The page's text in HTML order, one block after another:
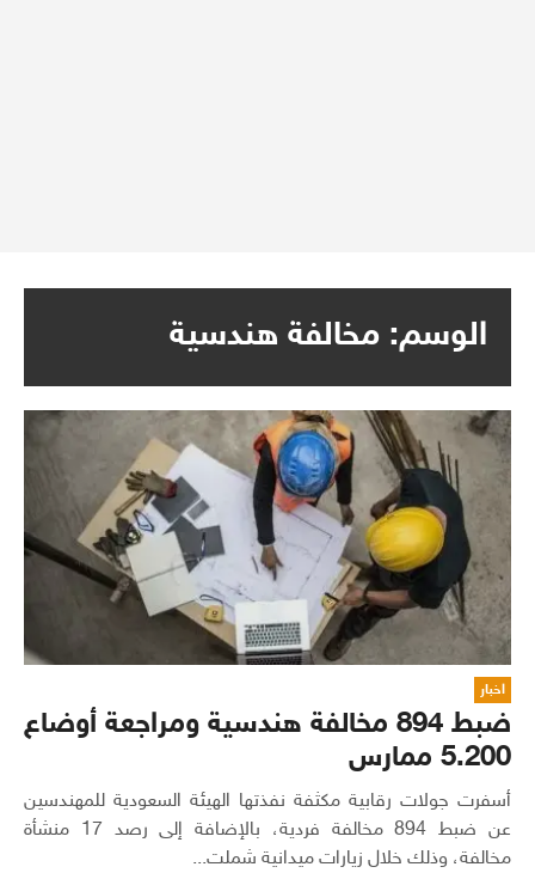
الوسم: مخالفة هندسية
اخبار
ضبط 894 مخالفة هندسية ومراجعة أوضاع
5.200 ممارس
أسفرت جولات رقابية مكثفة نفذتها الهيئة السعودية للمهندسين
عن ضبط 894 مخالفة فردية، بالإضافة إلى رصد 17 منشأة
مخالفة، وذلك خلال زيارات ميدانية شملت...